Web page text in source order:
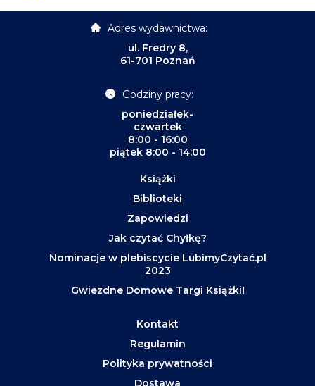
Adres wydawnictwa:
ul. Fredry 8,
61-701 Poznań
Godziny pracy:
poniedziałek-
czwartek
8:00 - 16:00
piątek 8:00 - 14:00
Książki
Biblioteki
Zapowiedzi
Jak czytać Chyłkę?
Nominacje w plebiscycie LubimyCzytać.pl
2023
Gwiezdne Domowe Targi Książki!
Kontakt
Regulamin
Polityka prywatności
Dostawa